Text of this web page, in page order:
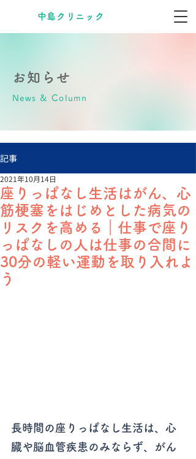
​中島クリニック
お知らせ
News & Column
記事
座りっぱなし生活はがん、心
筋梗塞をはじめとした病気の
リスクを高める｜仕事で座り
っぱなしの人は仕事の合間に
30分の軽い運動を取り入れよ
う
2021年10月14日
長時間の座りっぱなし生活は、心
臓や脳血管疾患のみならず、がん